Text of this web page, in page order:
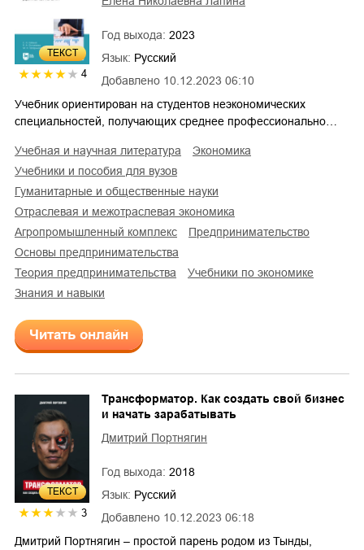
ТЕКСТ
4 Добавлено 10.12.2023 06:10
Год выхода: 2023
Язык: Русский
Учебник ориентирован на студентов неэкономических
специальностей, получающих среднее профессионально…
учебная и научная литература
экономика
учебники и пособия для вузов
гуманитарные и общественные науки
отраслевая и межотраслевая экономика
агропромышленный комплекс
предпринимательство
основы предпринимательства
теория предпринимательства
учебники по экономике
знания и навыки
Читать онлайн
ТЕКСТ
3 Добавлено 10.12.2023 06:18
Трансформатор. Как создать свой бизнес
и начать зарабатывать
Дмитрий Портнягин
Год выхода: 2018
Язык: Русский
Дмитрий Портнягин – простой парень родом из Тынды,